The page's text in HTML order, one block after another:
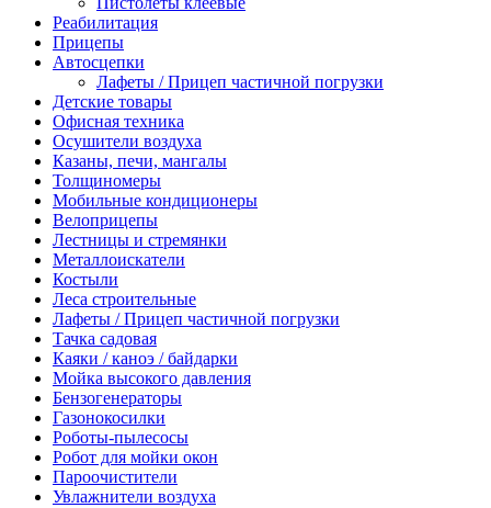
Реабилитация
Прицепы
Автосцепки
Лафеты / Прицеп частичной погрузки
Детские товары
Офисная техника
Осушители воздуха
Казаны, печи, мангалы
Толщиномеры
Мобильные кондиционеры
Велоприцепы
Лестницы и стремянки
Металлоискатели
Костыли
Леса строительные
Лафеты / Прицеп частичной погрузки
Тачка садовая
Каяки / каноэ / байдарки
Мойка высокого давления
Бензогенераторы
Газонокосилки
Роботы-пылесосы
Робот для мойки окон
Пароочистители
Увлажнители воздуха